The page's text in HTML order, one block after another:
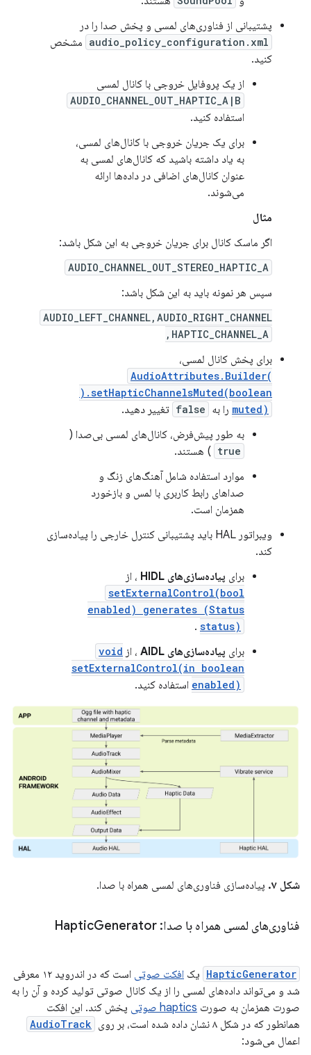
پشتیبانی از فناوری‌های لمسی و پخش صدا را در
audio_policy_configuration.xml مشخص
کنید.
از یک پروفایل خروجی با کانال لمسی
AUDIO_CHANNEL_OUT_HAPTIC_A|B
استفاده کنید.
برای یک جریان خروجی با کانال‌های لمسی،
به یاد داشته باشید که کانال‌های لمسی به
عنوان کانال‌های اضافی در داده‌ها ارائه
می‌شوند.
مثال
اگر ماسک کانال برای جریان خروجی به این شکل باشد:
AUDIO_CHANNEL_OUT_STEREO_HAPTIC_A
سپس هر نمونه باید به این شکل باشد:
AUDIO_LEFT_CHANNEL,AUDIO_RIGHT_CHANNEL
,HAPTIC_CHANNEL_A
برای پخش کانال لمسی،
AudioAttributes.Builder(
).setHapticChannelsMuted(boolean
muted) را به false تغییر دهید.
به طور پیش‌فرض، کانال‌های لمسی بی‌صدا (
true ) هستند.
موارد استفاده شامل آهنگ‌های زنگ و
صداهای رابط کاربری با لمس و بازخورد
همزمان است.
ویبراتور HAL باید پشتیبانی کنترل خارجی را پیاده‌سازی
کند.
برای پیاده‌سازی‌های HIDL ، از
setExternalControl(bool
enabled) generates (Status
status)
.
برای پیاده‌سازی‌های AIDL ، از void
setExternalControl(in boolean
enabled) استفاده کنید.
شکل ۷. پیاده‌سازی فناوری‌های لمسی همراه با صدا.
فناوری‌های لمسی همراه با صدا: Haptic Generator
HapticGenerator یک افکت صوتی
است که در اندروید ۱۲ معرفی
شد و می‌تواند داده‌های لمسی را از یک کانال صوتی تولید کرده و آن را به
صورت همزمان به صورت haptics صوتی
پخش کند. این افکت
همانطور که در شکل ۸ نشان داده شده است، بر روی
AudioTrack
اعمال می‌شود: